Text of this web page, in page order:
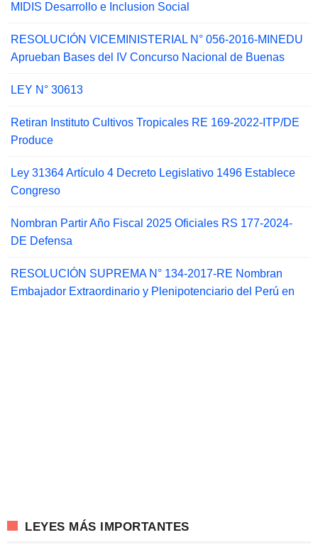
MIDIS Desarrollo e Inclusion Social
RESOLUCIÓN VICEMINISTERIAL N° 056-2016-MINEDU
Aprueban Bases del IV Concurso Nacional de Buenas
LEY N° 30613
Retiran Instituto Cultivos Tropicales RE 169-2022-ITP/DE
Produce
Ley 31364 Artículo 4 Decreto Legislativo 1496 Establece
Congreso
Nombran Partir Año Fiscal 2025 Oficiales RS 177-2024-
DE Defensa
RESOLUCIÓN SUPREMA N° 134-2017-RE Nombran
Embajador Extraordinario y Plenipotenciario del Perú en
LEYES MÁS IMPORTANTES